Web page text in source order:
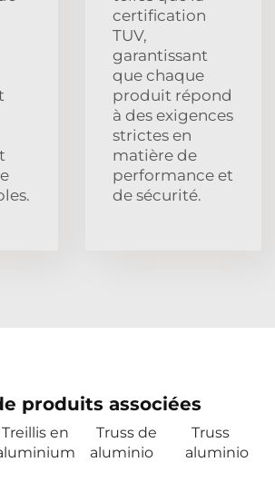
certification
TUV,
garantissant
que chaque
produit répond
à des exigences
strictes en
matière de
performance et
de sécurité.
produits associées
Treillis en
Truss de
aluminio
Truss
aluminio